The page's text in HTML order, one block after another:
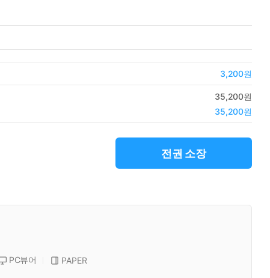
3,200원
35,200원
35,200원
전권 소장
PC뷰어 PAPER